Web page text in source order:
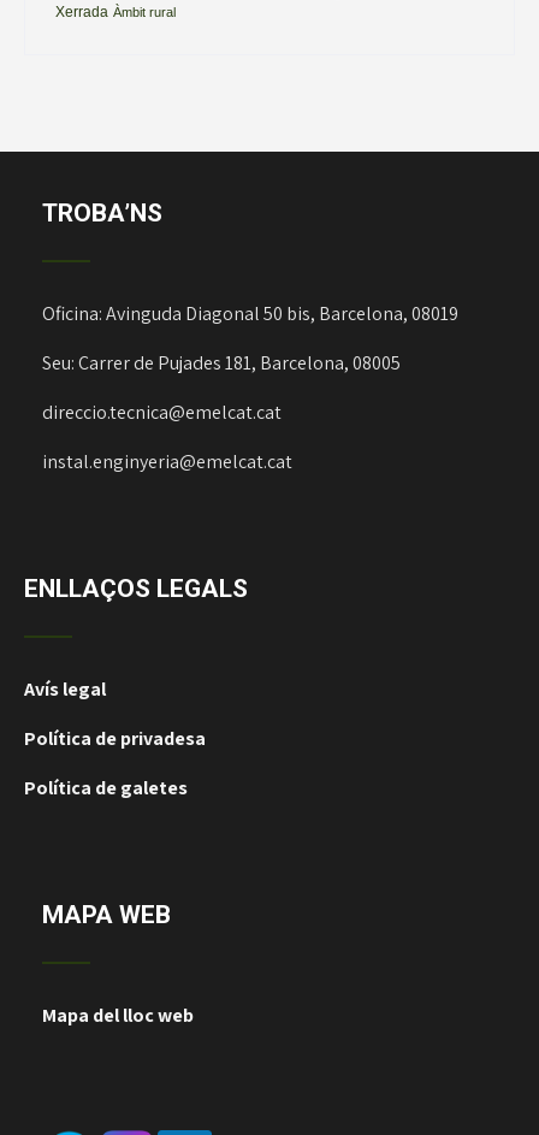
Xerrada Àmbit rural
TROBA’NS
Oficina: Avinguda Diagonal 50 bis, Barcelona, 08019
Seu: Carrer de Pujades 181, Barcelona, 08005
direccio.tecnica@emelcat.cat
instal.enginyeria@emelcat.cat
ENLLAÇOS LEGALS
Avís legal
Política de privadesa
Política de galetes
MAPA WEB
Mapa del lloc web